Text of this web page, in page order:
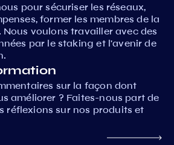
pour sécuriser les réseaux,
former les membres de la
voulons travailler avec des
par le staking et l'avenir de
sur la façon dont
améliorer ? Faites-nous part de
réflexions sur nos produits et